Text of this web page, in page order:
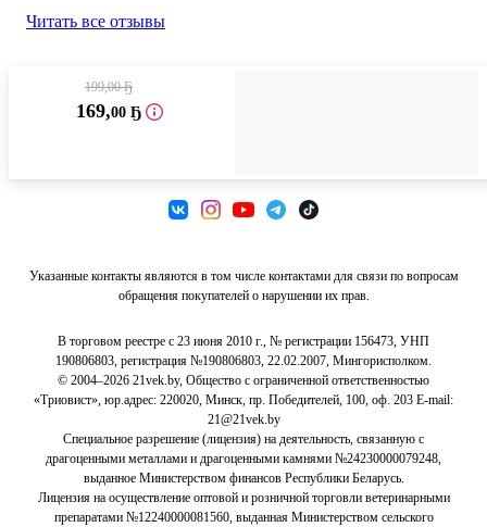
Читать все отзывы
199,00 Ҕ
169,00 Ҕ
Доступно в
Указанные контакты являются в том числе контактами для связи по вопросам
обращения покупателей о нарушении их прав.
В торговом реестре с 23 июня 2010 г., № регистрации 156473, УНП
190806803, регистрация №190806803, 22.02.2007, Мингорисполком.
© 2004–2026 21vek.by, Общество с ограниченной ответственностью
«Триовист», юр.адрес: 220020, Минск, пр. Победителей, 100, оф. 203 E-mail:
21@21vek.by
Специальное разрешение (лицензия) на деятельность, связанную с
драгоценными металлами и драгоценными камнями №24230000079248,
выданное Министерством финансов Республики Беларусь.
Лицензия на осуществление оптовой и розничной торговли ветеринарными
препаратами №12240000081560, выданная Министерством сельского